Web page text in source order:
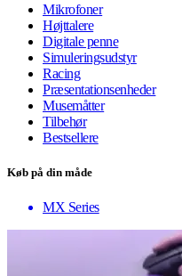
Mikrofoner
Højttalere
Digitale penne
Simuleringsudstyr
Racing
Præsentationsenheder
Musemåtter
Tilbehør
Bestsellere
Køb på din måde
MX Series